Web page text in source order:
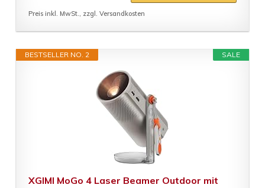
Preis inkl. MwSt., zzgl. Versandkosten
SALE
BESTSELLER NO. 2
XGIMI MoGo 4 Laser Beamer Outdoor mit